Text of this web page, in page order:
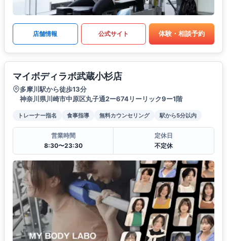
店舗情報 公式サイト 体験・相談予約
マイボディラボ武蔵小杉店
多摩川駅から徒歩13分
神奈川県川崎市中原区丸子通2ー674リーリック9ー1階
トレーナー指名 食事指導 無料カウンセリング 駅から5分以内
営業時間
8:30〜23:30
定休日
不定休